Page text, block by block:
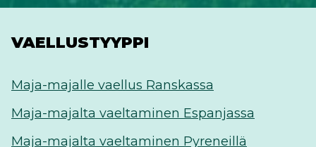
VAELLUSTYYPPI
Maja-majalle vaellus Ranskassa
Maja-majalta vaeltaminen Espanjassa
Maja-majalta vaeltaminen Pyreneillä